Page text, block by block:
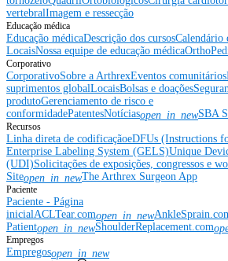
vertebralImagem e ressecção
Educação médica
Educação médicaDescrição dos cursosCalendário
LocaisNossa equipe de educação médica
Corporativo
CorporativoSobre a ArthrexEventos comunitários
suprimentos globalLocaisBolsas e doações
produtoGerenciamento de risco e
conformidadePatentesNotíciasopen_in_newSBA
Recursos
Linha direta de codificaçãoeDFUs (Instructions
Enterprise Labeling System (GELS)Unique
(UDI)Solicitações de exposições, congressos e
Siteopen_in_newThe Arthrex Surgeon App
Paciente
Paciente - Página
inicialACLTear.comopen_in_new
Patientopen_in_newShoulderReplacement.com
Empregos
Empregosopen_in_new